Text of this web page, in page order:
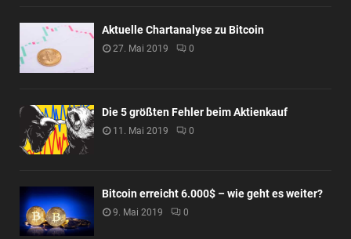
Aktuelle Chartanalyse zu Bitcoin
27. Mai 2019 0
Die 5 größten Fehler beim Aktienkauf
11. Mai 2019 0
Bitcoin erreicht 6.000$ – wie geht es weiter?
9. Mai 2019 0